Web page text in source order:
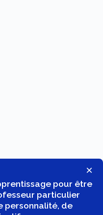
×
pour être
particulier
personnalité, de